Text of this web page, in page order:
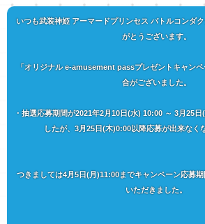
いつも武装神姫 アーマードプリンセス バトルコンダ
がとうございます。
「オリジナル e-amusement passプレゼントキャン
合がございました。
・抽選応募期間が2021年2月10日(水) 10:00 ～ 3月25
したが、3月25日(木)0:00以降応募が出来なく
つきましては4月5日(月)11:00までキャンペーン応募
いただきました。